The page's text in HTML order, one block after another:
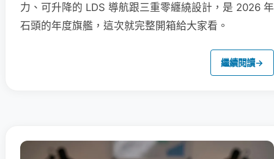
力、可升降的 LDS 導航跟三重零纏繞設計，是 2026 年
石頭的年度旗艦，這次就完整開箱給大家看。
繼續閱讀→